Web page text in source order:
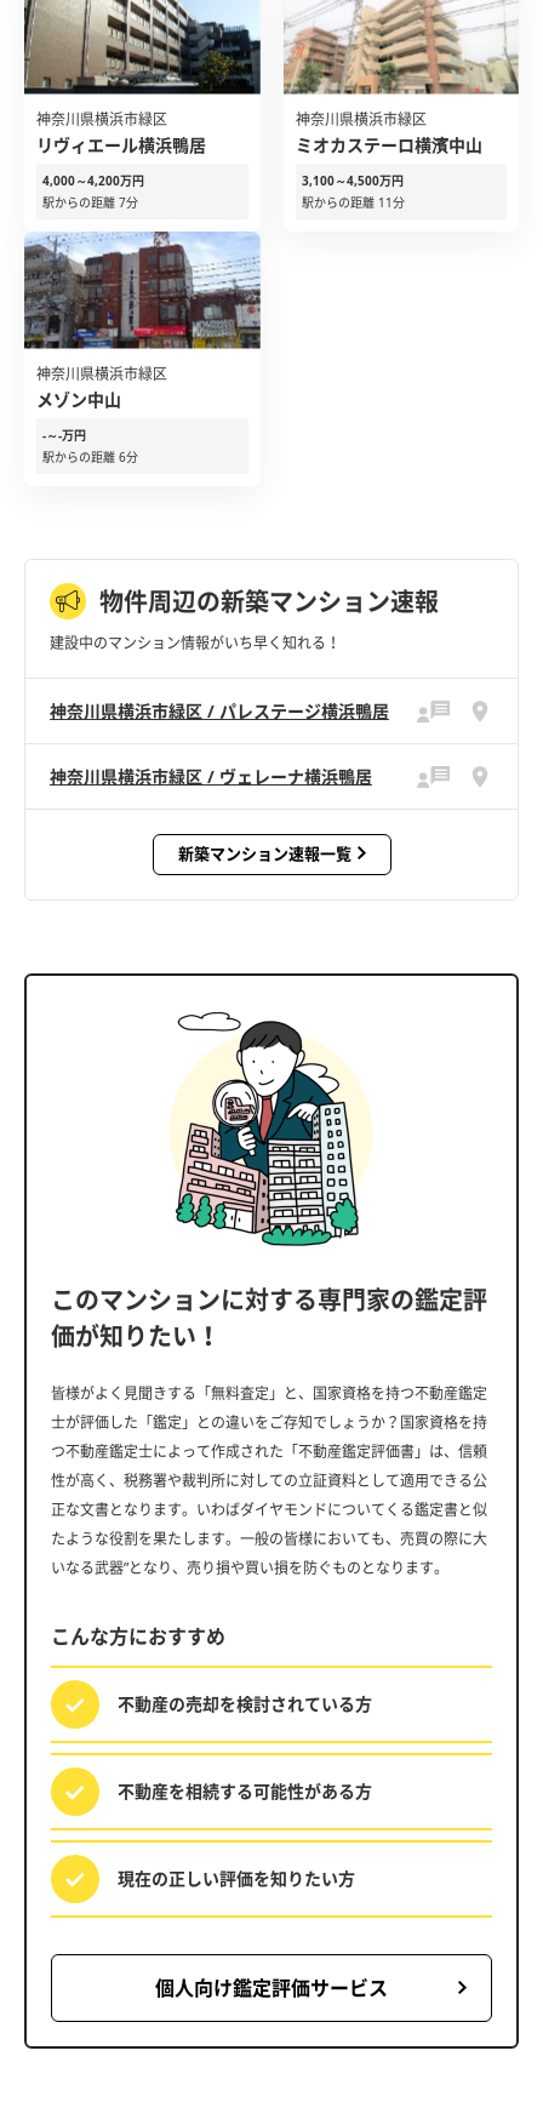
神奈川県横浜市緑区
リヴィエール横浜鴨居
4,000～4,200万円
駅からの距離 7分
神奈川県横浜市緑区
ミオカステーロ横濱中山
3,100～4,500万円
駅からの距離 11分
神奈川県横浜市緑区
メゾン中山
-～-万円
駅からの距離 6分
物件周辺の新築マンション速報
建設中のマンション情報がいち早く知れる！
神奈川県横浜市緑区 / パレステージ横浜鴨居
神奈川県横浜市緑区 / ヴェレーナ横浜鴨居
新築マンション速報一覧
このマンションに対する専門家の鑑定評
価が知りたい！
皆様がよく見聞きする「無料査定」と、国家資格を持つ不動産鑑定
士が評価した「鑑定」との違いをご存知でしょうか？国家資格を持
つ不動産鑑定士によって作成された「不動産鑑定評価書」は、信頼
性が高く、税務署や裁判所に対しての立証資料として適用できる公
正な文書となります。いわばダイヤモンドについてくる鑑定書と似
たような役割を果たします。一般の皆様においても、売買の際に大
いなる武器”となり、売り損や買い損を防ぐものとなります。
こんな方におすすめ
不動産の売却を検討されている方
不動産を相続する可能性がある方
現在の正しい評価を知りたい方
個人向け鑑定評価サービス